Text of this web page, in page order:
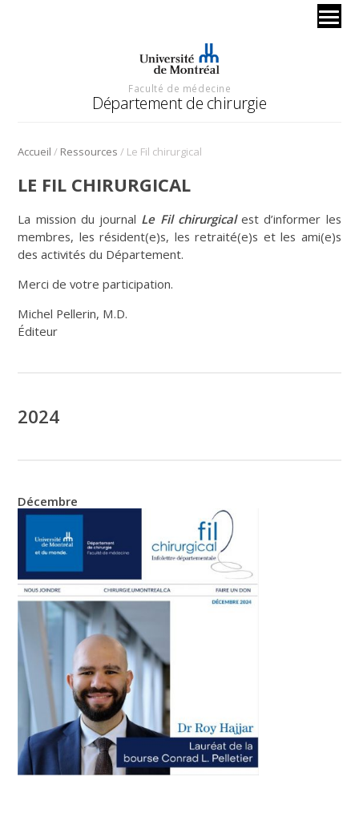
Faculté de médecine
Département de chirurgie
Accueil / Ressources / Le Fil chirurgical
LE FIL CHIRURGICAL
La mission du journal Le Fil chirurgicalest d’informer les
membres, les résident(e)s, les retraité(e)s et les ami(e)s
des activités du Département.
Merci de votre participation.
Michel Pellerin, M.D.
Éditeur
2024
Décembre